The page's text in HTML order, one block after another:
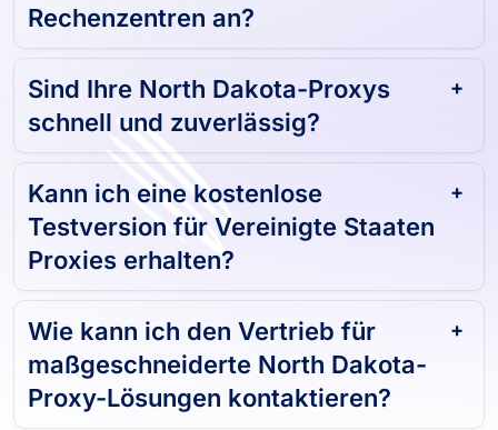
Rechenzentren an?
Sind Ihre North Dakota-Proxys
schnell und zuverlässig?
Kann ich eine kostenlose
Testversion für Vereinigte Staaten
Proxies erhalten?
Wie kann ich den Vertrieb für
maßgeschneiderte North Dakota-
Proxy-Lösungen kontaktieren?